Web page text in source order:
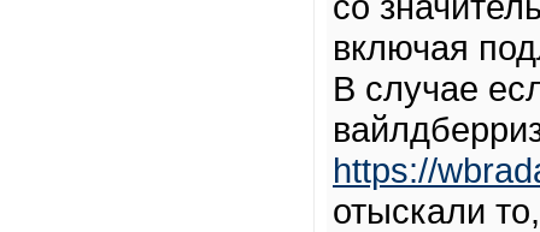
включая
В случае
https://
отыскали